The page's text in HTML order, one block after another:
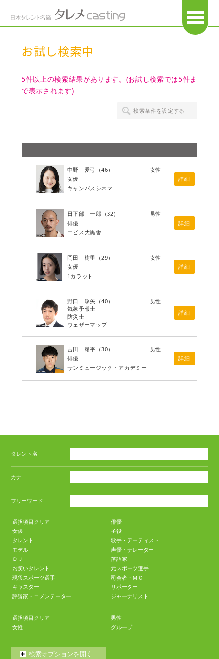
お試し検索中
5件以上の検索結果があります。(お試し検索では5件ま
で表示されます)
検索条件を設定する
中野 愛弓 （46）
女性
女優
キャンパスシネマ
詳細
日下部 一郎 （32）
男性
俳優
エビス大黒舎
詳細
岡田 樹里 （29）
女性
女優
1カラット
詳細
野口 琢矢 （40）
男性
気象予報士
防災士
ウェザーマップ
詳細
吉田 昂平 （30）
男性
俳優
サンミュージック・アカデミー
詳細
タレント名
カナ
フリーワード
選択項目クリア
俳優
女優
子役
タレント
歌手・アーティスト
モデル
声優・ナレーター
ＤＪ
落語家
お笑いタレント
元スポーツ選手
現役スポーツ選手
司会者・ＭＣ
キャスター
リポーター
評論家・コメンテーター
ジャーナリスト
選択項目クリア
男性
女性
グループ
検索オプションを開く